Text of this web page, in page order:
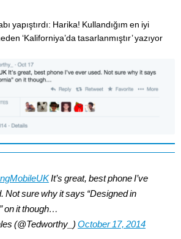
yapıştırdı: Harika! Kullandığım en iyi
‘Kaliforniya’da tasarlanmıştır’ yazıyor
It’s great, best phone I’ve
Not sure why it says “Designed in
on it though…
(@Tedworthy_) October 17, 2014